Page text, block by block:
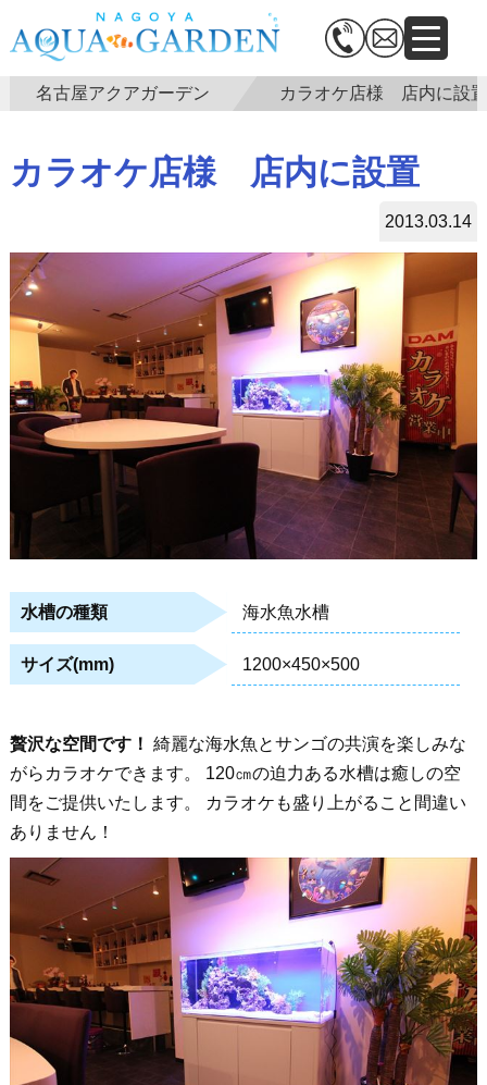
名古屋アクアガーデン カラオケ店様 店内に設置
カラオケ店様 店内に設置
2013.03.14
水槽の種類 海水魚水槽
サイズ(mm) 1200×450×500
贅沢な空間です！ 綺麗な海水魚とサンゴの共演を楽しみな
がらカラオケできます。 120㎝の迫力ある水槽は癒しの空
間をご提供いたします。 カラオケも盛り上がること間違い
ありません！